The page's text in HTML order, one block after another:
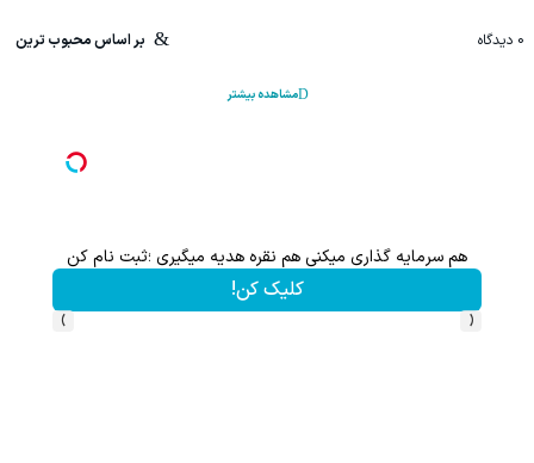
0 دیدگاه بر اساس محبوب ترین
مشاهده بیشتر
هم سرمایه گذاری میکنی هم نقره هدیه میگیری ؛ثبت نام کن
کلیک کن!
‹
›